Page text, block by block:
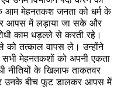
आम मेहनतकश जनता को धर्म के
आपस में लड़ाया जा सके और
काम धड़ल्ले से करती रहे।
को तत्काल वापस ले। उन्होंने
मेहनतकशों को अपनी एकता
नीतियों के खिलाफ ताकतवर
उनके बीच फूट डालकर आपस में